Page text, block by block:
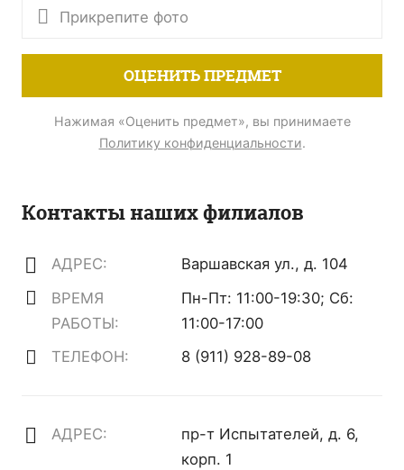
Прикрепите фото
ОЦЕНИТЬ ПРЕДМЕТ
Нажимая «Оценить предмет», вы принимаете
Политику конфиденциальности.
Контакты наших филиалов
АДРЕС:
Варшавская ул., д. 104
ВРЕМЯ
РАБОТЫ:
Пн-Пт: 11:00-19:30; Сб:
11:00-17:00
ТЕЛЕФОН:
8 (911) 928-89-08
АДРЕС:
пр-т Испытателей, д. 6,
корп. 1